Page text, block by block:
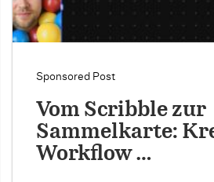
Sponsored Post
Vom Scribble zur
Sammelkarte:
Workflow …